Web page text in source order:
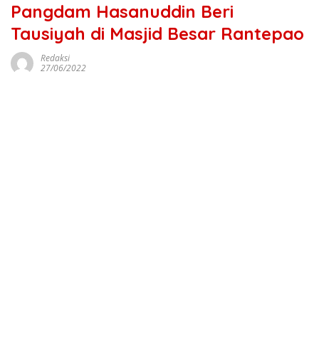
Pangdam Hasanuddin Beri
Tausiyah di Masjid Besar Rantepao
Redaksi
27/06/2022